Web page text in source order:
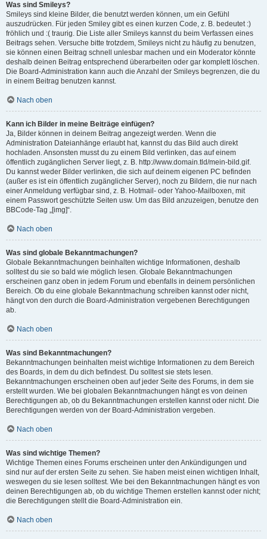
Was sind Smileys?
Smileys sind kleine Bilder, die benutzt werden können, um ein Gefühl
auszudrücken. Für jeden Smiley gibt es einen kurzen Code, z. B. bedeutet :)
fröhlich und :( traurig. Die Liste aller Smileys kannst du beim Verfassen eines
Beitrags sehen. Versuche bitte trotzdem, Smileys nicht zu häufig zu benutzen,
sie können einen Beitrag schnell unlesbar machen und ein Moderator könnte
deshalb deinen Beitrag entsprechend überarbeiten oder gar komplett löschen.
Die Board-Administration kann auch die Anzahl der Smileys begrenzen, die du
in einem Beitrag benutzen kannst.
Nach oben
Kann ich Bilder in meine Beiträge einfügen?
Ja, Bilder können in deinem Beitrag angezeigt werden. Wenn die
Administration Dateianhänge erlaubt hat, kannst du das Bild auch direkt
hochladen. Ansonsten musst du zu einem Bild verlinken, das auf einem
öffentlich zugänglichen Server liegt, z. B. http://www.domain.tld/mein-bild.gif.
Du kannst weder Bilder verlinken, die sich auf deinem eigenen PC befinden
(außer es ist ein öffentlich zugänglicher Server), noch zu Bildern, die nur nach
einer Anmeldung verfügbar sind, z. B. Hotmail- oder Yahoo-Mailboxen, mit
einem Passwort geschützte Seiten usw. Um das Bild anzuzeigen, benutze den
BBCode-Tag „[img]“.
Nach oben
Was sind globale Bekanntmachungen?
Globale Bekanntmachungen beinhalten wichtige Informationen, deshalb
solltest du sie so bald wie möglich lesen. Globale Bekanntmachungen
erscheinen ganz oben in jedem Forum und ebenfalls in deinem persönlichen
Bereich. Ob du eine globale Bekanntmachung schreiben kannst oder nicht,
hängt von den durch die Board-Administration vergebenen Berechtigungen
ab.
Nach oben
Was sind Bekanntmachungen?
Bekanntmachungen beinhalten meist wichtige Informationen zu dem Bereich
des Boards, in dem du dich befindest. Du solltest sie stets lesen.
Bekanntmachungen erscheinen oben auf jeder Seite des Forums, in dem sie
erstellt wurden. Wie bei globalen Bekanntmachungen hängt es von deinen
Berechtigungen ab, ob du Bekanntmachungen erstellen kannst oder nicht. Die
Berechtigungen werden von der Board-Administration vergeben.
Nach oben
Was sind wichtige Themen?
Wichtige Themen eines Forums erscheinen unter den Ankündigungen und
sind nur auf der ersten Seite zu sehen. Sie haben meist einen wichtigen Inhalt,
weswegen du sie lesen solltest. Wie bei den Bekanntmachungen hängt es von
deinen Berechtigungen ab, ob du wichtige Themen erstellen kannst oder nicht;
die Berechtigungen stellt die Board-Administration ein.
Nach oben